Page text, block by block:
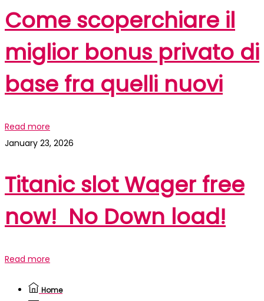
Come scoperchiare il
miglior bonus privato di
base fra quelli nuovi
Read more
January 23, 2026
Titanic slot Wager free
now! ️️️ No Down load!
Read more
Home